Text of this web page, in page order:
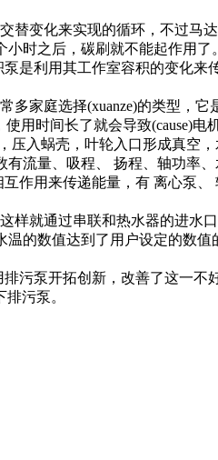
变化来实现的循环，不过马
时之后，碳刷就不能起作用了。
是利用其工作室容积的变化来
家庭选择(xuanze)的类型，它
用时间长了就会导致(cause)电
入蜗壳，叶轮入口形成真空
流量、吸程、 扬程、轴功率
作用来传递能量，有 离心泵、
就通过串联和热水器的进水
的数值达到了用户设定的数值
泵开拓创新，改善了这一不
污泵。